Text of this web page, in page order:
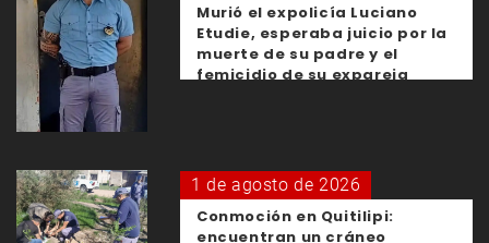
Murió el expolicía Luciano
Etudie, esperaba juicio por la
muerte de su padre y el
femicidio de su expareja
1 de agosto de 2026
Conmoción en Quitilipi:
encuentran un cráneo